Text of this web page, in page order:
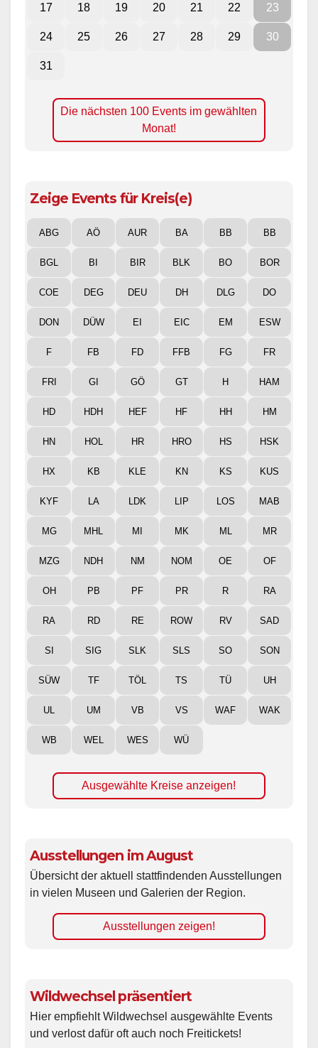
17 18 19 20 21 22 23
24 25 26 27 28 29 30
31
Die nächsten 100 Events im gewählten
Monat!
Zeige Events für Kreis(e)
ABG AÖ AUR BA BB BB
BGL BI BIR BLK BO BOR
COE DEG DEU DH DLG DO
DON DÜW EI EIC EM ESW
F FB FD FFB FG FR
FRI GI GÖ GT H HAM
HD HDH HEF HF HH HM
HN HOL HR HRO HS HSK
HX KB KLE KN KS KUS
KYF LA LDK LIP LOS MAB
MG MHL MI MK ML MR
MZG NDH NM NOM OE OF
OH PB PF PR R RA
RA RD RE ROW RV SAD
SI SIG SLK SLS SO SON
SÜW TF TÖL TS TÜ UH
UL UM VB VS WAF WAK
WB WEL WES WÜ
Ausgewählte Kreise anzeigen!
Ausstellungen im August
Übersicht der aktuell stattfindenden Ausstellungen
in vielen Museen und Galerien der Region.
Ausstellungen zeigen!
Wildwechsel präsentiert
Hier empfiehlt Wildwechsel ausgewählte Events
und verlost dafür oft auch noch Freitickets!